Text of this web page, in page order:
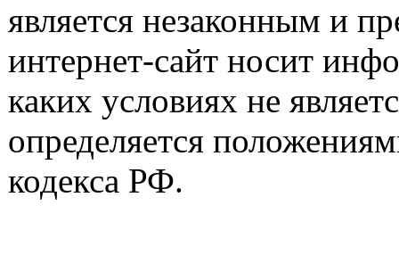
является незаконным и
интернет-сайт носит
каких условиях не
определяется
кодекса РФ.